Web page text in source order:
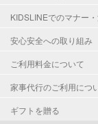
KIDSLINEでのマナー
安心安全への取り組み
ご利用料金について
家事代行のご利用につ
ギフトを贈る